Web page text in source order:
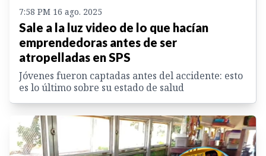
7:58 PM 16 ago. 2025
Sale a la luz video de lo que hacían
emprendedoras antes de ser
atropelladas en SPS
Jóvenes fueron captadas antes del accidente: esto
es lo último sobre su estado de salud